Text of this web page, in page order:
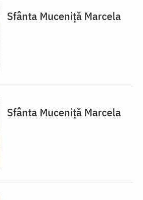
Sfânta Muceniță Marcela
Sfânta Muceniță Marcela